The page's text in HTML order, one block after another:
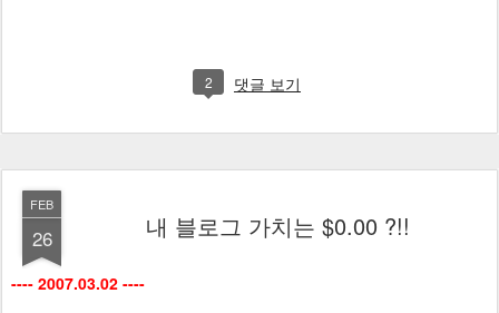
2 댓글 보기
FEB
26 내 블로그 가치는 $0.00 ?!!
---- 2007.03.02 ----